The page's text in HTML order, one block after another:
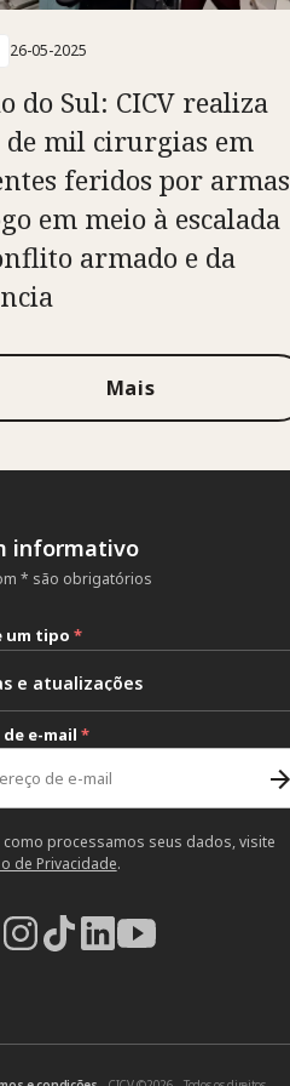
26-05-2025
do Sul: CICV realiza
de mil cirurgias em
feridos por armas
em meio à escalada
armado e da
Mais
informativo
* são obrigatórios
um tipo *
e-mail *
como processamos seus dados, visite
de Privacidade.